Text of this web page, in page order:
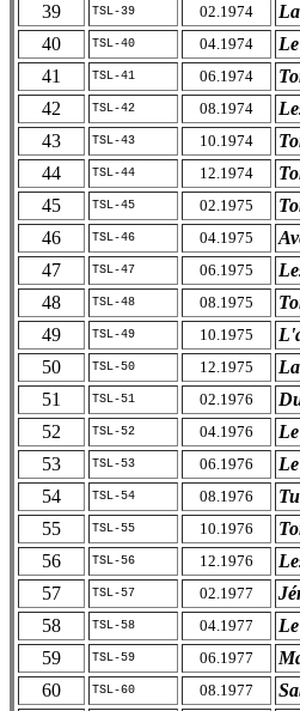
39
TSL-39 02.1974
40
TSL-40 04.1974
41
TSL-41 06.1974
42
TSL-42 08.1974
43
TSL-43 10.1974
44
TSL-44 12.1974
45
TSL-45 02.1975
46
TSL-46 04.1975
47
TSL-47 06.1975
48
TSL-48 08.1975
49
TSL-49 10.1975
50
TSL-50 12.1975
51
TSL-51 02.1976
52
TSL-52 04.1976
53
TSL-53 06.1976
54
TSL-54 08.1976
55
TSL-55 10.1976
56
TSL-56 12.1976
57
TSL-57 02.1977
58
TSL-58 04.1977
59
TSL-59 06.1977
60
TSL-60 08.1977